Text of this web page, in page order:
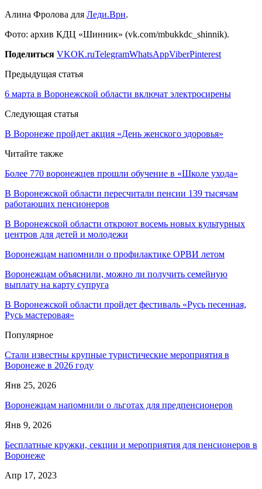
Алина Фролова для Леди.Врн.
Фото: архив КДЦ «Шинник» (vk.com/mbukkdc_shinnik).
Поделиться VKOK.ruTelegramWhatsAppViberPinterest
Предыдущая статья
6 марта в Воронежской области включат электросирены
Следующая статья
В Воронеже пройдет акция «День женского здоровья»
Читайте также
Более 770 воронежцев прошли обучение в «Школе ухода»
В Воронежской области пересчитали пенсии 139 тысячам
работающих пенсионеров
В Воронежской области откроют восемь новых культурных
центров для детей и молодежи
Воронежцам напомнили о профилактике ОРВИ летом
Воронежцам объяснили, можно ли получить семейную
выплату на карту супруга
В Воронежской области пройдет фестиваль «Русь песенная,
Русь мастеровая»
Популярное
Стали известны крупные туристические мероприятия в
Воронеже в 2026 году
Янв 25, 2026
Воронежцам напомнили о льготах для предпенсионеров
Янв 9, 2026
Бесплатные кружки, секции и мероприятия для пенсионеров в
Воронеже
Апр 17, 2023